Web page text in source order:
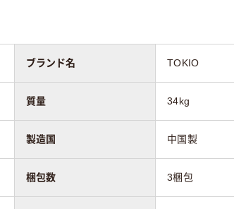
ブランド名 TOKIO
質量 34kg
製造国 中国製
梱包数 3梱包